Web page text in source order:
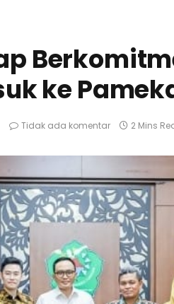
ke
Tidak ada komentar 2 Mins